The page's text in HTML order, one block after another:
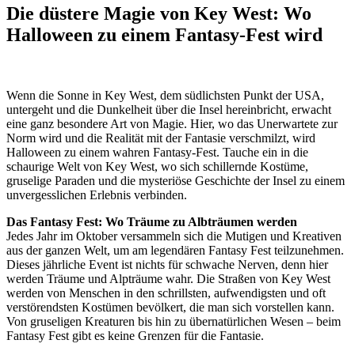
Die düstere Magie von Key West: Wo
Halloween zu einem Fantasy-Fest wird
Wenn die Sonne in Key West, dem südlichsten Punkt der USA,
untergeht und die Dunkelheit über die Insel hereinbricht, erwacht
eine ganz besondere Art von Magie. Hier, wo das Unerwartete zur
Norm wird und die Realität mit der Fantasie verschmilzt, wird
Halloween zu einem wahren Fantasy-Fest. Tauche ein in die
schaurige Welt von Key West, wo sich schillernde Kostüme,
gruselige Paraden und die mysteriöse Geschichte der Insel zu einem
unvergesslichen Erlebnis verbinden.
Das Fantasy Fest: Wo Träume zu Albträumen werden
Jedes Jahr im Oktober versammeln sich die Mutigen und Kreativen
aus der ganzen Welt, um am legendären Fantasy Fest teilzunehmen.
Dieses jährliche Event ist nichts für schwache Nerven, denn hier
werden Träume und Alpträume wahr. Die Straßen von Key West
werden von Menschen in den schrillsten, aufwendigsten und oft
verstörendsten Kostümen bevölkert, die man sich vorstellen kann.
Von gruseligen Kreaturen bis hin zu übernatürlichen Wesen – beim
Fantasy Fest gibt es keine Grenzen für die Fantasie.